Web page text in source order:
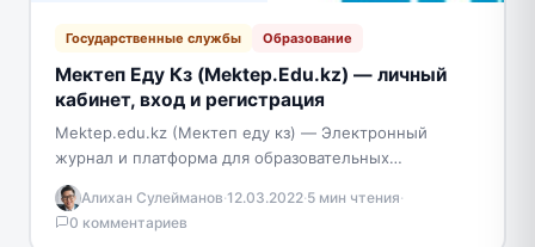
Государственные службы Образование
Мектеп Еду Кз (Mektep.Edu.kz) — личный
кабинет, вход и регистрация
Mektep.edu.kz (Мектеп еду кз) — Электронный
журнал и платформа для образовательных
учреждений Казахстана. Для учителей удобно вести
журналы, табеля и документацию в…
Алихан Сулейманов·12.03.2022·5 мин чтения·
0 комментариев